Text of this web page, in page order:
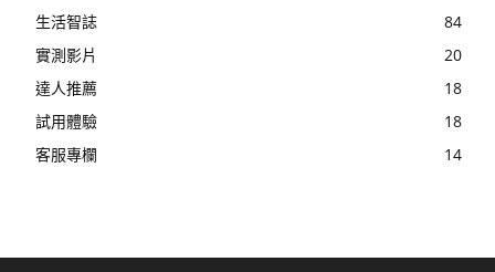
生活智誌
84
實測影片
20
達人推薦
18
試用體驗
18
客服專欄
14